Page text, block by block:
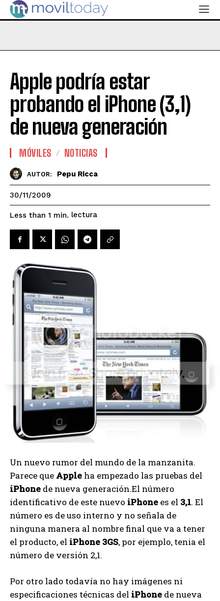
Apple podría estar
probando el iPhone (3,1)
de nueva generación
MÓVILES NOTICIAS
AUTOR: Pepu Ricca
30/11/2009
Less than 1 min. lectura
Un nuevo rumor del mundo de la manzanita.
Parece que Apple ha empezado las pruebas del
iPhone de nueva generación.El número
identificativo de este nuevo iPhone es el 3,1. El
número es de uso interno y no señala de
ninguna manera al nombre final que va a tener
el producto, el iPhone 3GS, por ejemplo, tenia el
número de versión 2,1.
Por otro lado todavía no hay imágenes ni
especificaciones técnicas del iPhone de nueva